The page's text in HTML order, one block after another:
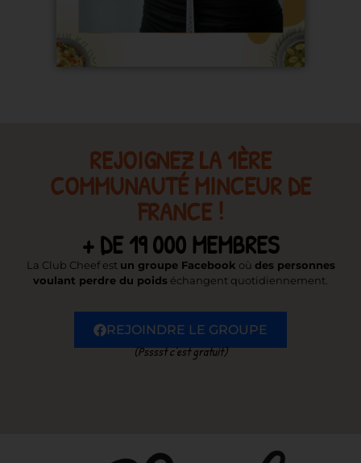
REJOIGNEZ LA 1ÈRE
COMMUNAUTÉ MINCEUR DE
FRANCE !
+ DE 19 000 MEMBRES
La Club Cheef est un groupe Facebook où des personnes
voulant perdre du poids échangent quotidiennement.
REJOINDRE LE GROUPE
(Psssst c’est gratuit)